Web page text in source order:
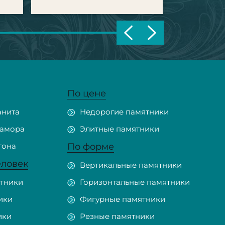
По цене
Недорогие памятники
Элитные памятники
По форме
Вертикальные памятники
Горизонтальные памятники
Фигурные памятники
Резные памятники